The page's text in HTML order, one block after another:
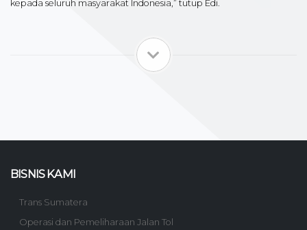
kepada seluruh masyarakat Indonesia,” tutup Edi.
BISNIS KAMI
Trans Sumatera
Operasi dan Pemeliharaan Jalan Tol